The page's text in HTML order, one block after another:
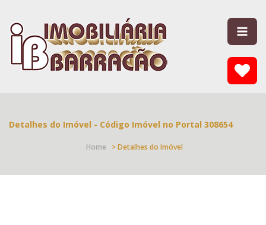
Detalhes do Imóvel - Código Imóvel no Portal 308654
Home > Detalhes do Imóvel